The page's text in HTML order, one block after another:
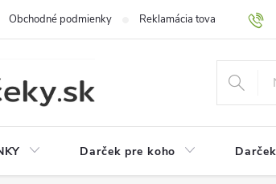
Obchodné podmienky Reklamácia tovaru
Darček pre koho